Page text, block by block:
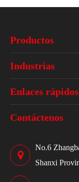
Productos
Industrias
Enlaces rápidos
Contáctenos
No.6
Shanxi